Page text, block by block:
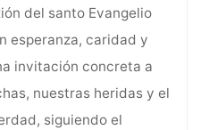
del santo Evangelio
esperanza, caridad y
invitación concreta a
nuestras heridas y el
siguiendo el